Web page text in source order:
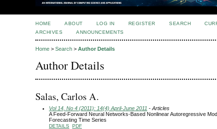
HOME ABOUT LOG IN REGISTER SEARCH
ARCHIVES
ANNOUNCEMENTS
Home > Search > Author Details
Author Details
Salas, Carlos A.
Vol 14, No 4 (2011): 14(4) April-June 2011 - Articles
A Feed-Forward Neural Networks-Based Nonlinear Autoregressive
Forecasting Time Series
DETAILS PDF